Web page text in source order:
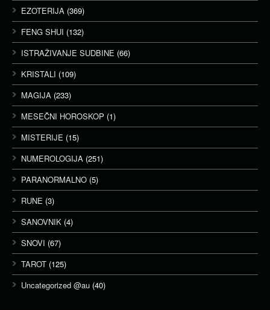
EZOTERIJA (369)
FENG SHUI (132)
ISTRAŽIVANJE SUDBINE (66)
KRISTALI (109)
MAGIJA (233)
MESEČNI HOROSKOP (1)
MISTERIJE (15)
NUMEROLOGIJA (251)
PARANORMALNO (5)
RUNE (3)
SANOVNIK (4)
SNOVI (67)
TAROT (125)
Uncategorized @au (40)